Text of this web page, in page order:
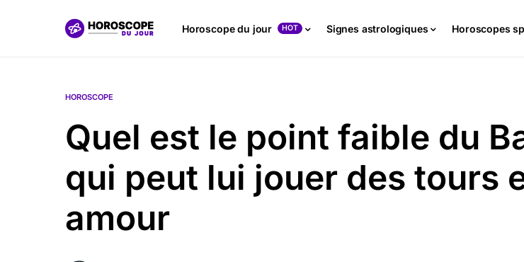
Horoscope du jour HOT Signes astrologiques Horoscopes
HOROSCOPE
Quel est le point faible du
qui peut lui jouer des tours
amour